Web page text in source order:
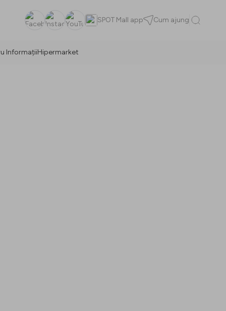
FacebookInstagramYouTubeSPOT Mall app Cum ajung
InformațiiHipermarket